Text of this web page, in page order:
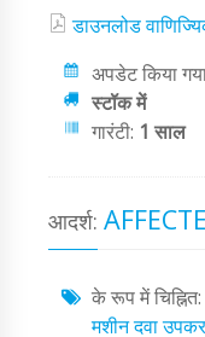
डाउनलोड
अपडेट किया
स्टॉक में
गारंटी: 1 साल
आदर्श:
के रूप में चिह्नित:
मशीनदवा